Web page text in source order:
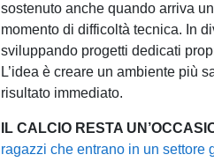
sostenuto anche quando arriva
momento di difficoltà tecnica. In
sviluppando progetti dedicati
L’idea è creare un ambiente più
risultato immediato.
IL CALCIO RESTA
ragazzi che entrano in un settore